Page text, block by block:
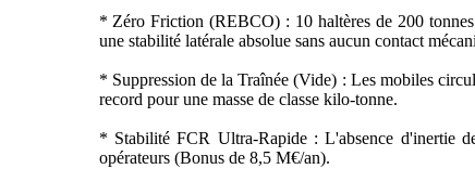
* Zéro Friction (REBCO) : 10 haltères de 200
une stabilité latérale absolue sans aucun contact
* Suppression de la Traînée (Vide) : Les mobiles
record pour une masse de classe kilo-tonne.
* Stabilité FCR Ultra-Rapide : L'absence d'inertie
opérateurs (Bonus de 8,5 M€/an).